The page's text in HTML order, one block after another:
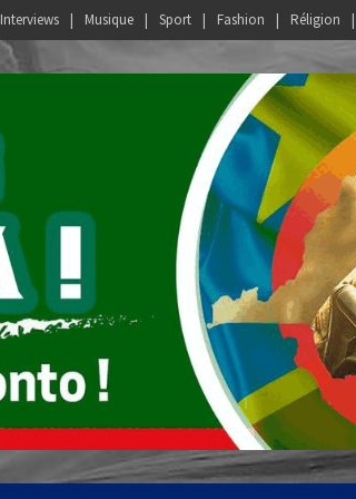
Interviews Musique Sport Fashion Réligion